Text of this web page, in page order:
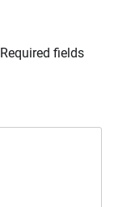
Required fields